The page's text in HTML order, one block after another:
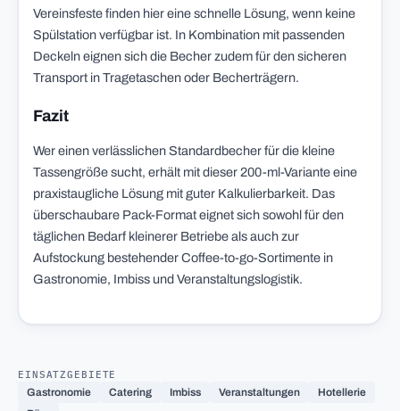
Vereinsfeste finden hier eine schnelle Lösung, wenn keine
Spülstation verfügbar ist. In Kombination mit passenden
Deckeln eignen sich die Becher zudem für den sicheren
Transport in Tragetaschen oder Becherträgern.
Fazit
Wer einen verlässlichen Standardbecher für die kleine
Tassengröße sucht, erhält mit dieser 200-ml-Variante eine
praxistaugliche Lösung mit guter Kalkulierbarkeit. Das
überschaubare Pack-Format eignet sich sowohl für den
täglichen Bedarf kleinerer Betriebe als auch zur
Aufstockung bestehender Coffee-to-go-Sortimente in
Gastronomie, Imbiss und Veranstaltungslogistik.
EINSATZGEBIETE
Gastronomie
Catering Imbiss Veranstaltungen
Hotellerie